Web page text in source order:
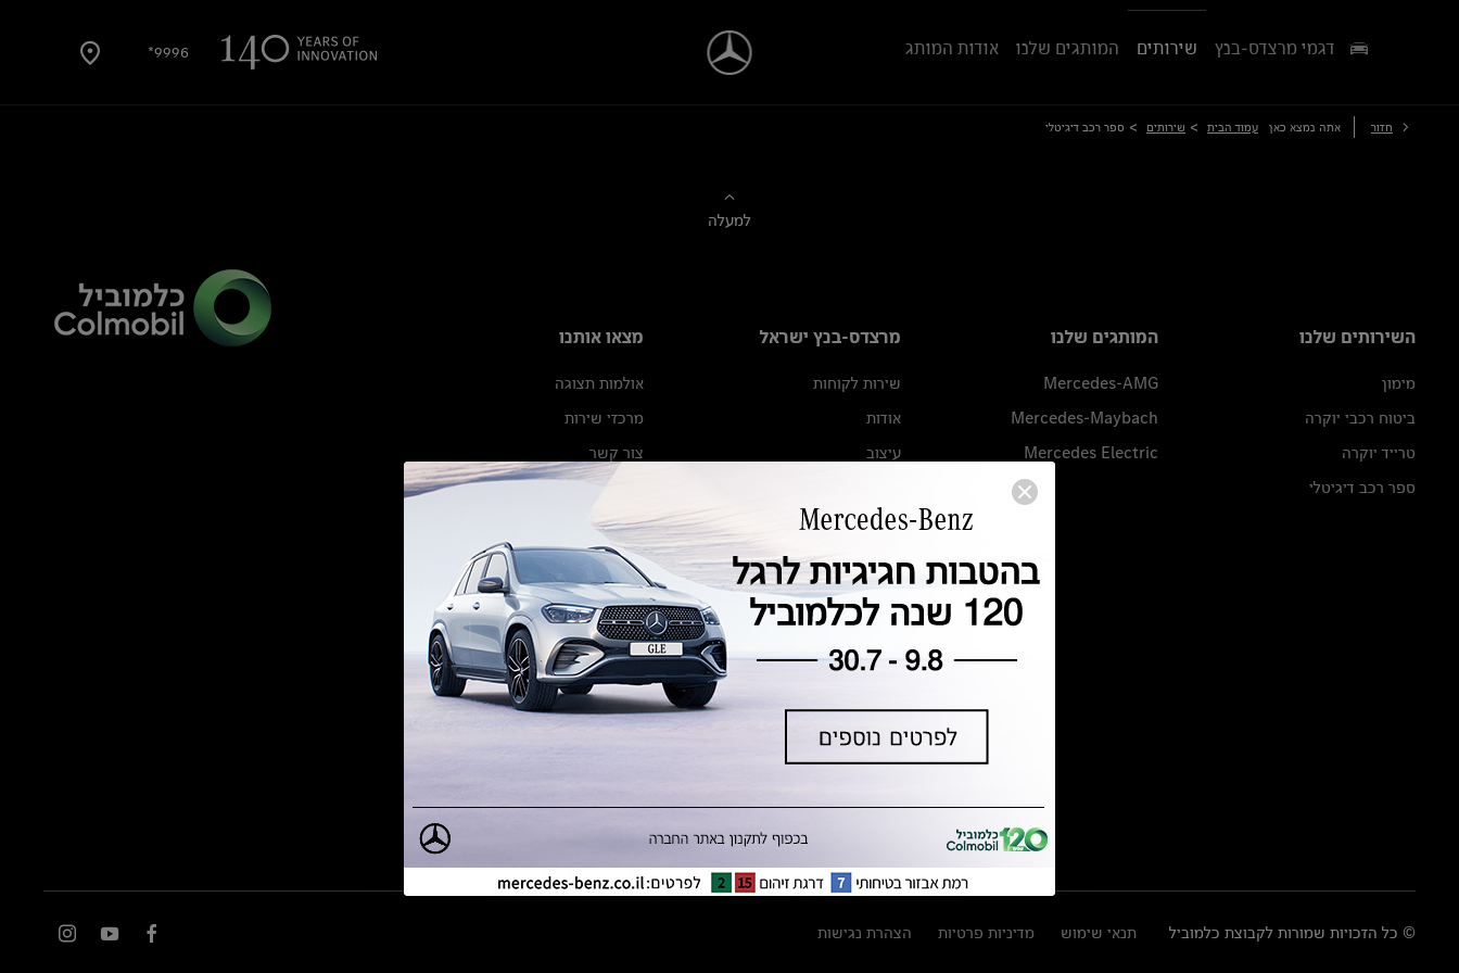
9996* דגמי מרצדס-בנץ שירותים המותגים שלנו אודות המותג
חזור אתה נמצא כאן עמוד הבית > שירותים > ספר רכב דיגיטלי
למעלה
השירותים שלנו
מימון
ביטוח רכבי יוקרה
טרייד יוקרה
ספר רכב דיגיטלי
המותגים שלנו
Mercedes-AMG
Mercedes-Maybach
Mercedes Electric
מרצדס-בנץ ישראל
שירות לקוחות
אודות
עיצוב
מגזין מרצדס-בנץ
ספרי רכב מרצדס-בנץ
נתוני זיהום אוויר וצריכת דלק וחשמל
נתוני תווית צמיגים
מחירון חלפים
הודעה על הטבות לרכבי מרצדס בהסדר
מצאו אותנו
אולמות תצוגה
מרכזי שירות
צור קשר
© כל הזכויות שמורות לקבוצת כלמוביל תנאי שימוש מדיניות פרטיות הצהרת נגישות